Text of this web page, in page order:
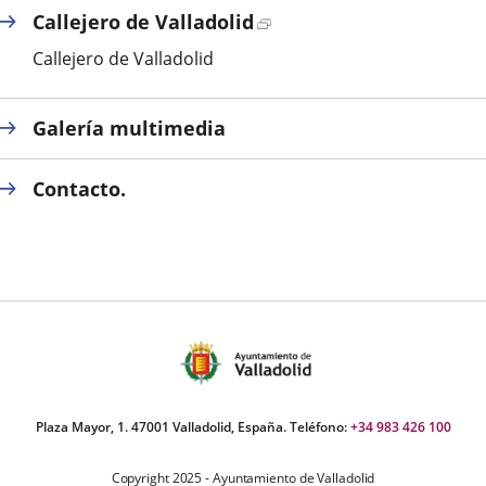
Callejero de Valladolid
Enlace
Callejero de Valladolid
Galería multimedia
Contacto.
Plaza Mayor, 1. 47001 Valladolid, España. Teléfono:+34 983 426 100
Copyright 2025 - Ayuntamiento de Valladolid